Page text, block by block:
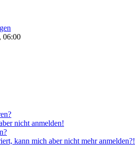
06:00
nicht anmelden!
kann mich aber nicht mehr anmelden?!